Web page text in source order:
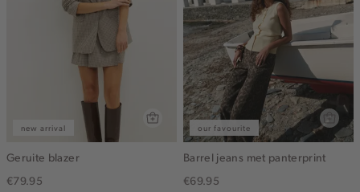
new arrival
Geruite blazer
€79.95
our favourite
Barrel jeans met panterprint
€69.95